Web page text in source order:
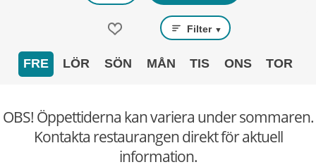
Filter ▼
FRE LÖR SÖN MÅN TIS ONS TOR
OBS! Öppettiderna kan variera under sommaren.
Kontakta restaurangen direkt för aktuell
information.